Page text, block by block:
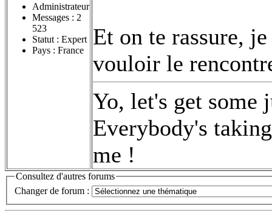
Administrateur
Messages : 2
523
Statut : Expert
Pays : France
Et on te rassure,
vouloir le
Yo, let's get some
Everybody's
me !
Consultez d'autres forums
Changer de forum :